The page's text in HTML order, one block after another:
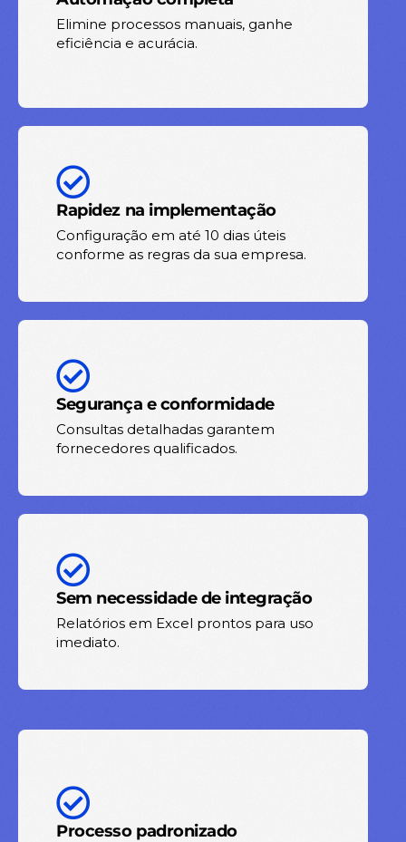
Elimine processos manuais, ganhe
eficiência e acurácia.
Rapidez na implementação
Configuração em até 10 dias úteis
conforme as regras da sua empresa.
Segurança e conformidade
Consultas detalhadas garantem
fornecedores qualificados.
Sem necessidade de integração
Relatórios em Excel prontos para uso
imediato.
Processo padronizado